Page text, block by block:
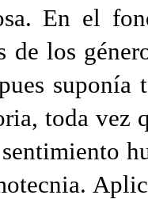
En el
de los
toda